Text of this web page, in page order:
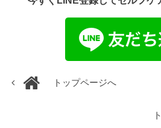
トップページへ